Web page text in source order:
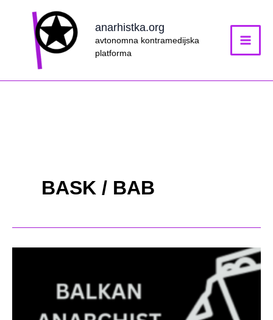
anarhistka.org
avtonomna kontramedijska
platforma
BASK / BAB